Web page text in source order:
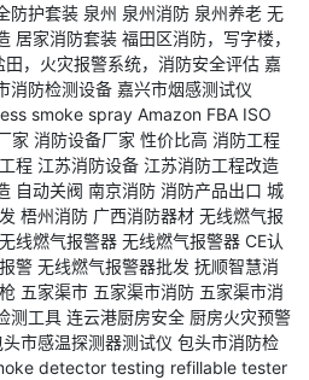
防护套装 泉州 泉州消防 泉州养老 无
居家消防套装 福田区消防，写字楼，
，火灾报警系统，消防安全评估 嘉
消防检测设备 嘉兴市烟感测试仪
smoke spray Amazon FBA ISO
家 消防设备厂家 性价比高 消防工程
程 江苏消防设备 江苏消防工程改造
自动关阀 南京消防 消防产品出口 城
梧州消防 广西消防器材 无线燃气报
线燃气报警器 无线燃气报警器 CE认
警 无线燃气报警器批发 抚顺智慧消
五家渠市 五家渠市消防 五家渠市消
测工具 连云港厨房安全 厨房火灾预警
头市感温探测器测试仪 包头市消防检
detector testing refillable tester